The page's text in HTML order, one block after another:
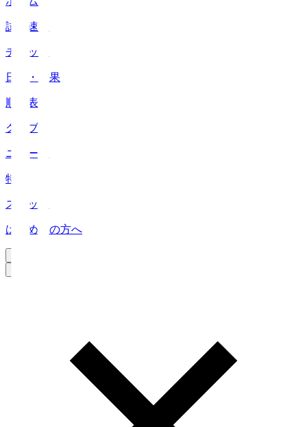
試合速報
チケット
日程・結果
順位表
クラブ
ニュース
特集
スタッツ
はじめての方へ